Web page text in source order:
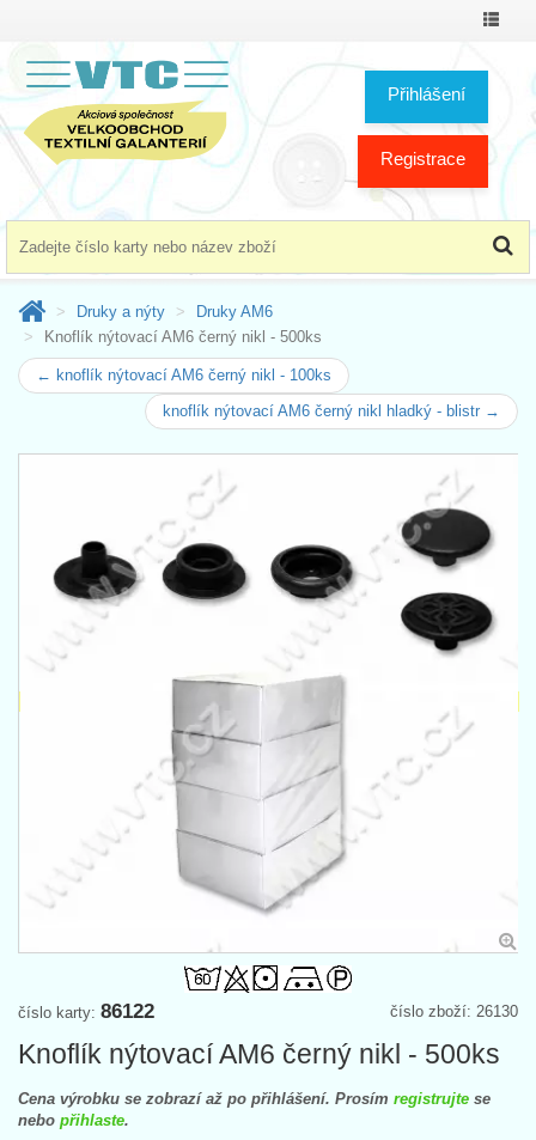
Přihlášení
Registrace
Druky a nýty
Druky AM6
Knoflík nýtovací AM6 černý nikl - 500ks
← knoflík nýtovací AM6 černý nikl - 100ks
knoflík nýtovací AM6 černý nikl hladký - blistr →
číslo zboží: 26130
číslo karty: 86122
Knoflík nýtovací AM6 černý nikl - 500ks
Cena výrobku se zobrazí až po přihlášení. Prosím registrujte se
nebo přihlaste.